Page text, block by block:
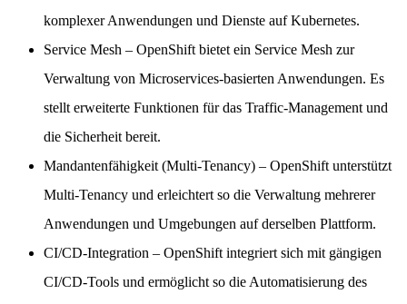
komplexer Anwendungen und Dienste auf Kubernetes.
Service Mesh – OpenShift bietet ein Service Mesh zur
Verwaltung von Microservices-basierten Anwendungen. Es
stellt erweiterte Funktionen für das Traffic-Management und
die Sicherheit bereit.
Mandantenfähigkeit (Multi-Tenancy) – OpenShift unterstützt
Multi-Tenancy und erleichtert so die Verwaltung mehrerer
Anwendungen und Umgebungen auf derselben Plattform.
CI/CD-Integration – OpenShift integriert sich mit gängigen
CI/CD-Tools und ermöglicht so die Automatisierung des